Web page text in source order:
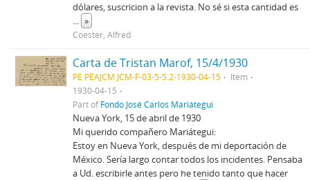
dólares, suscricion a la revista. No sé si esta cantidad es
... »
Coester, Alfred
Carta de Tristan Marof, 15/4/1930
PE PEAJCM JCM-F-03-5-5.2-1930-04-15
Item
1930-04-15
Part ofFondo José Carlos Mariátegui
Nueva York, 15 de abril de 1930
Mi querido compañero Mariátegui:
Estoy en Nueva York, después de mi deportación de
México. Sería largo contar todos los incidentes. Pensaba
a Ud. escribirle antes pero he tenido tanto que hacer